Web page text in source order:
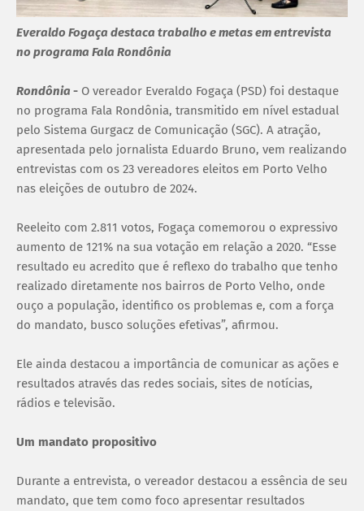
Everaldo Fogaça destaca trabalho e metas em entrevista
no programa Fala Rondônia
Rondônia - O vereador Everaldo Fogaça (PSD) foi destaque
no programa Fala Rondônia, transmitido em nível estadual
pelo Sistema Gurgacz de Comunicação (SGC). A atração,
apresentada pelo jornalista Eduardo Bruno, vem realizando
entrevistas com os 23 vereadores eleitos em Porto Velho
nas eleições de outubro de 2024.
Reeleito com 2.811 votos, Fogaça comemorou o expressivo
aumento de 121% na sua votação em relação a 2020. “Esse
resultado eu acredito que é reflexo do trabalho que tenho
realizado diretamente nos bairros de Porto Velho, onde
ouço a população, identifico os problemas e, com a força
do mandato, busco soluções efetivas”, afirmou.
Ele ainda destacou a importância de comunicar as ações e
resultados através das redes sociais, sites de notícias,
rádios e televisão.
Um mandato propositivo
Durante a entrevista, o vereador destacou a essência de seu
mandato, que tem como foco apresentar resultados